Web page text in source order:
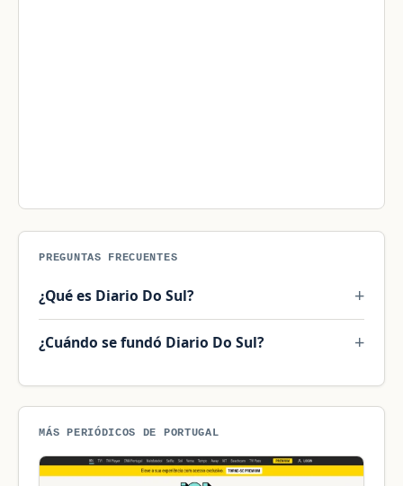
PREGUNTAS FRECUENTES
¿Qué es Diario Do Sul?
¿Cuándo se fundó Diario Do Sul?
MÁS PERIÓDICOS DE PORTUGAL